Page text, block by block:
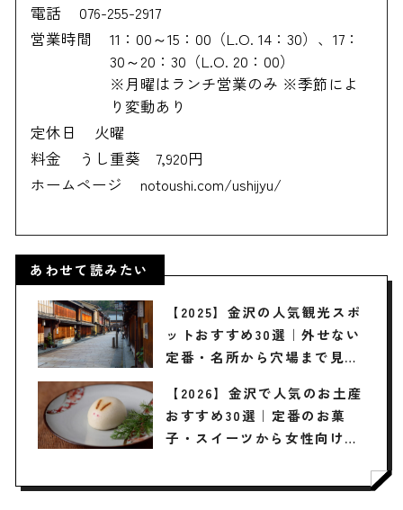
電話
076-255-2917
営業時間
11：00～15：00（L.O. 14：30）、17：
30～20：30（L.O. 20：00）
※月曜はランチ営業のみ ※季節によ
り変動あり
定休日
火曜
料金
うし重葵 7,920円
ホームページ
notoushi.com/ushijyu/
あわせて読みたい
【2025】金沢の人気観光スポ
ットおすすめ30選｜外せない
定番・名所から穴場まで見ど
【2026】金沢で人気のお土産
おすすめ30選｜定番のお菓
子・スイーツから女性向け・
で紹介